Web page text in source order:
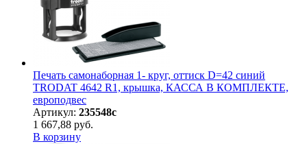
Печать самонаборная 1- круг, оттиск D=42 синий
TRODAT 4642 R1, крышка, КАССА В КОМПЛЕКТЕ,
европодвес
Артикул: 235548с
1 667,88 руб.
В корзину